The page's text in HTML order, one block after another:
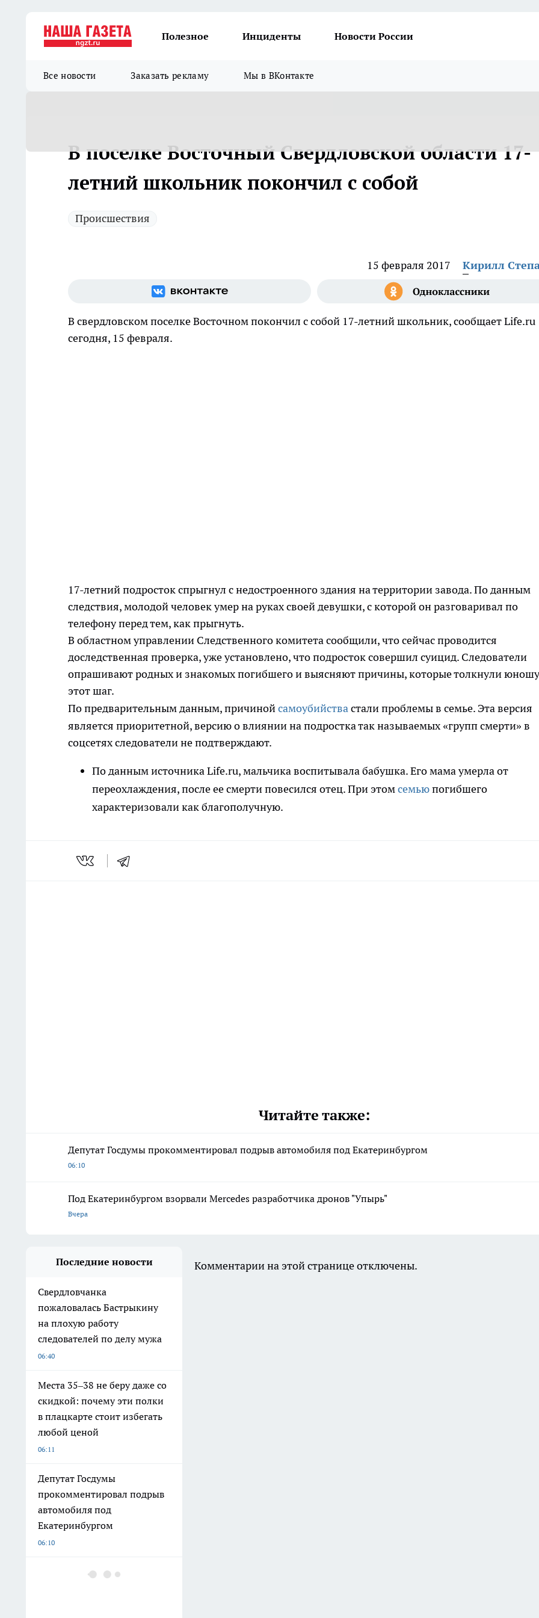
Полезное Инциденты Новости России
Все новости Заказать рекламу Мы в ВКонтакте
В поселке Восточный Свердловской области 17-
летний школьник покончил с собой
Происшествия
15 февраля 2017 Кирилл
В свердловском поселке Восточном покончил с собой 17-летний школьник, сообщает Life.ru
сегодня, 15 февраля.
17-летний подросток спрыгнул с недостроенного здания на территории завода. По данным
следствия, молодой человек умер на руках своей девушки, с которой он разговаривал по
телефону перед тем, как прыгнуть.
В областном управлении Следственного комитета сообщили, что сейчас проводится
доследственная проверка, уже установлено, что подросток совершил суицид. Следователи
опрашивают родных и знакомых погибшего и выясняют причины, которые толкнули
этот шаг.
По предварительным данным, причинойсамоубийствастали проблемы в семье. Эта версия
является приоритетной, версию о влиянии на подростка так называемых «групп смерти» в
соцсетях следователи не подтверждают.
По данным источника Life.ru, мальчика воспитывала бабушка. Его мама умерла от
переохлаждения, после ее смерти повесился отец. При этомсемьюпогибшего
характеризовали как благополучную.
Читайте также:
Депутат Госдумы прокомментировал подрыв автомобиля под Екатеринбургом
06:10
Под Екатеринбургом взорвали Mercedes разработчика дронов "Упырь"
Вчера
Последние новости
Свердловчанка
пожаловалась Бастрыкину
на плохую работу
следователей по делу мужа
06:40
Места 35–38 не беру даже со
скидкой: почему эти полки
в плацкарте стоит избегать
любой ценой
06:11
Депутат Госдумы
прокомментировал подрыв
автомобиля под
Екатеринбургом
06:10
Ядреные огурцы как из
Комментарии на этой странице отключены.